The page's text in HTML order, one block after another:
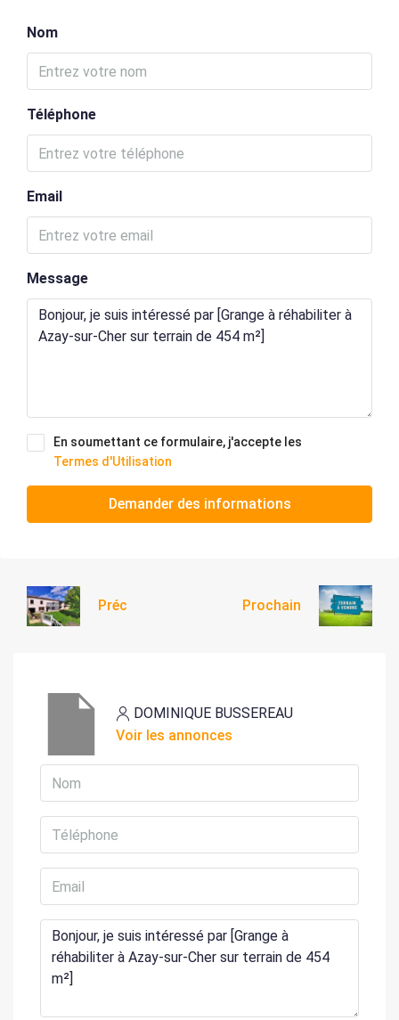
Nom
Téléphone
Email
Message
En soumettant ce formulaire, j'accepte les
Termes d'Utilisation
Demander des informations
Préc Prochain
DOMINIQUE BUSSEREAU
Voir les annonces